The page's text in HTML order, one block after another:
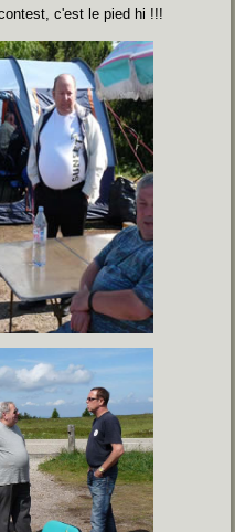
c'est le pied hi !!!